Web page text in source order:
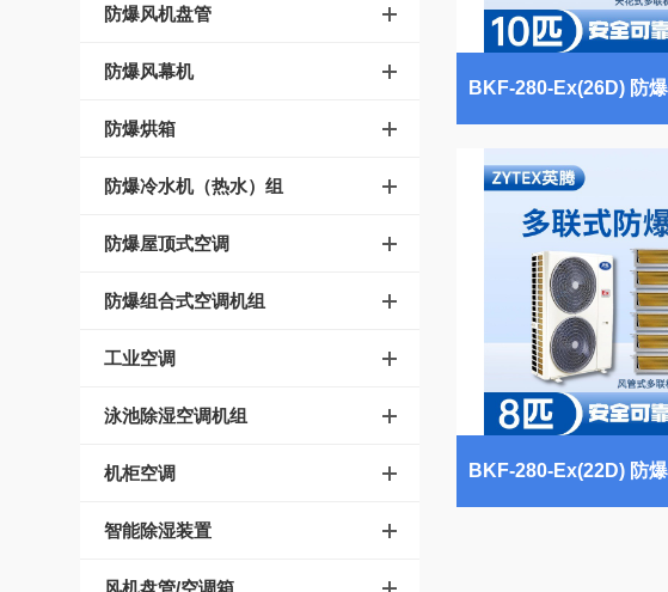
防爆风机盘管
防爆风幕机
防爆烘箱
防爆冷水机（热水）组
防爆屋顶式空调
防爆组合式空调机组
工业空调
泳池除湿空调机组
机柜空调
智能除湿装置
风机盘管/空调箱